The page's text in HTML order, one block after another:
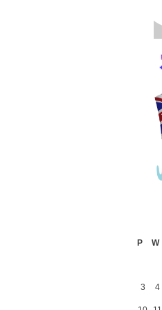
P
W
3 4